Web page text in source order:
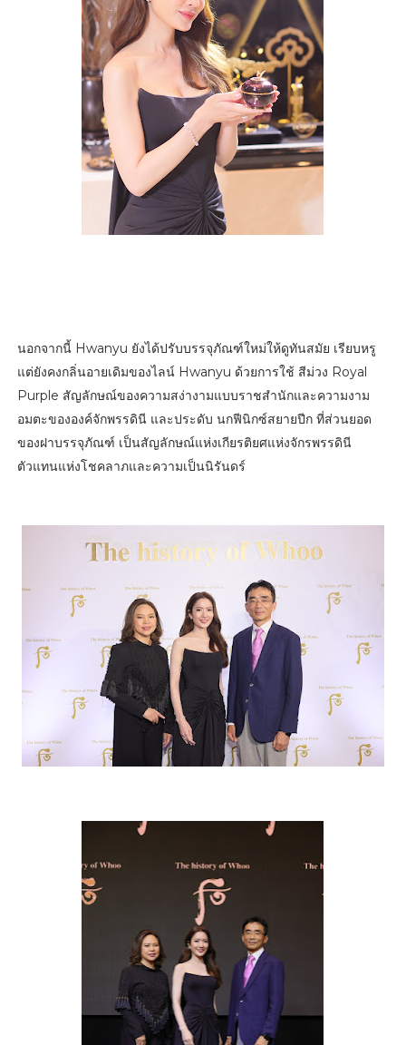
นอกจากนี้ Hwanyu ยังได้ปรับบรรจุภัณฑ์ใหม่ให้ดูทันสมัย เรียบหรู
แต่ยังคงกลิ่นอายเดิมของไลน์ Hwanyu ด้วยการใช้ สีม่วง Royal
Purple สัญลักษณ์ของความสง่างามแบบราชสำนักและความงาม
อมตะขององค์จักพรรดินี และประดับ นกฟีนิกซ์สยายปีก ที่ส่วนยอด
ของฝาบรรจุภัณฑ์ เป็นสัญลักษณ์แห่งเกียรติยศแห่งจักรพรรดินี
ตัวแทนแห่งโชคลาภและความเป็นนิรันดร์